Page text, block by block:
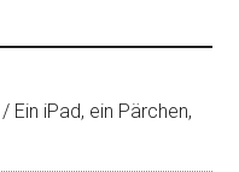
/ Ein iPad, ein Pärchen,